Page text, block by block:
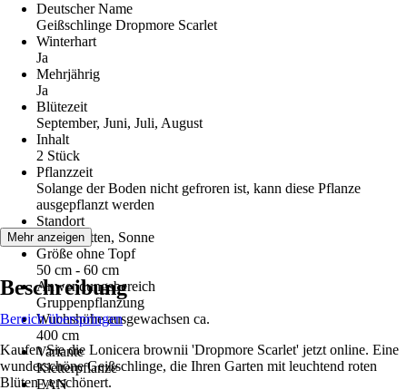
Deutscher Name
Geißschlinge Dropmore Scarlet
Winterhart
Ja
Mehrjährig
Ja
Blütezeit
September, Juni, Juli, August
Inhalt
2 Stück
Pflanzzeit
Solange der Boden nicht gefroren ist, kann diese Pflanze
ausgepflanzt werden
Standort
Halbschatten, Sonne
Größe ohne Topf
50 cm - 60 cm
Anwendungsbereich
Gruppenpflanzung
Wuchshöhe ausgewachsen ca.
400 cm
Variante
Kletterpflanze
EAN
Mehr anzeigen
Beschreibung
Bereich überspringen
Kaufen Sie die Lonicera brownii 'Dropmore Scarlet' jetzt online. Eine
wunderschöne Geißschlinge, die Ihren Garten mit leuchtend roten
Blüten verschönert.